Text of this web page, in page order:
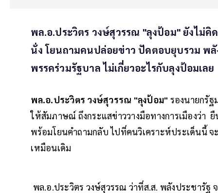
พล.อ.ประวิตร วงษ์สุวรรณ "ลุงป้อม" ยังไม่คิ
นั่ง โยนถามคนปล่อยข่าว ปัดตอบยุบรวม พลั
พรรคร่วมรัฐบาล ไม่เกี่ยวอะไรกับลุงป้อมเลย
พล.อ.ประวิตร วงษ์สุวรรณ "ลุงป้อม" รองนายกรั
ให้สัมภาษณ์ ถึงกระแสข่าววางมือทางการเมืองว่า ยื
พร้อมโยนคำถามกลับ ไปที่คนวิเคราะห์ประเด็นนี้
เหมือนเดิม
พล.อ.ประวิตร วงษ์สุวรรณ ว่าที่ส.ส. พลังประชารัฐ